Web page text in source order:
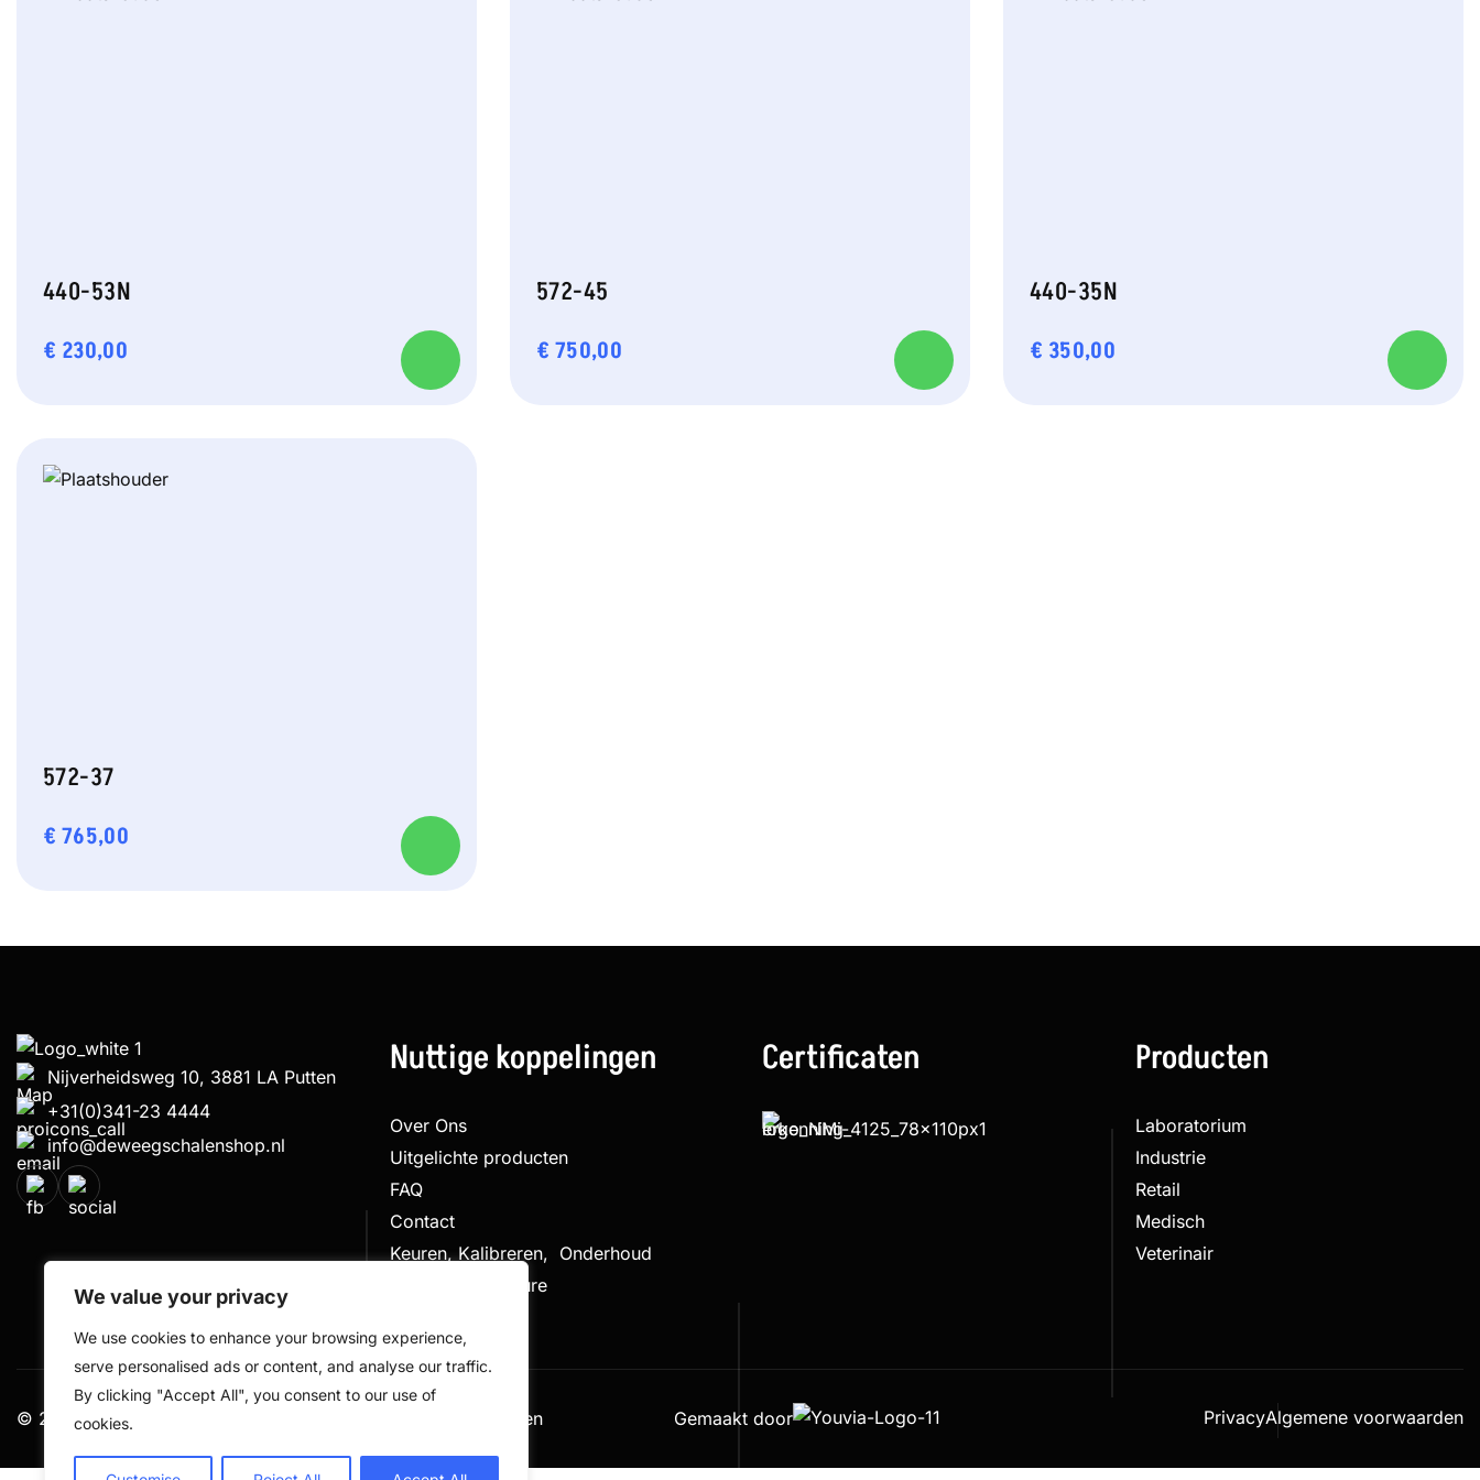
We value your privacy
We use cookies to enhance your browsing experience,
serve personalised ads or content, and analyse our traffic.
By clicking "Accept All", you consent to our use of
cookies.
440-53N
€ 230,00
572-45
€ 750,00
440-35N
€ 350,00
572-37
€ 765,00
Nijverheidsweg 10, 3881 LA Putten
+31(0)341-23 4444
info@deweegschalenshop.nl
Nuttige koppelingen
Over Ons
Uitgelichte producten
FAQ
Contact
Keuren, Kalibreren, Onderhoud
Klachtenprocedure
Certificaten Producten
Laboratorium
Industrie
Retail
Medisch
Veterinair
© 2026 De Weegschalen Shop.nl – alle rechten voorbehouden Gemaakt door PrivacyAlgemene voorwaarden